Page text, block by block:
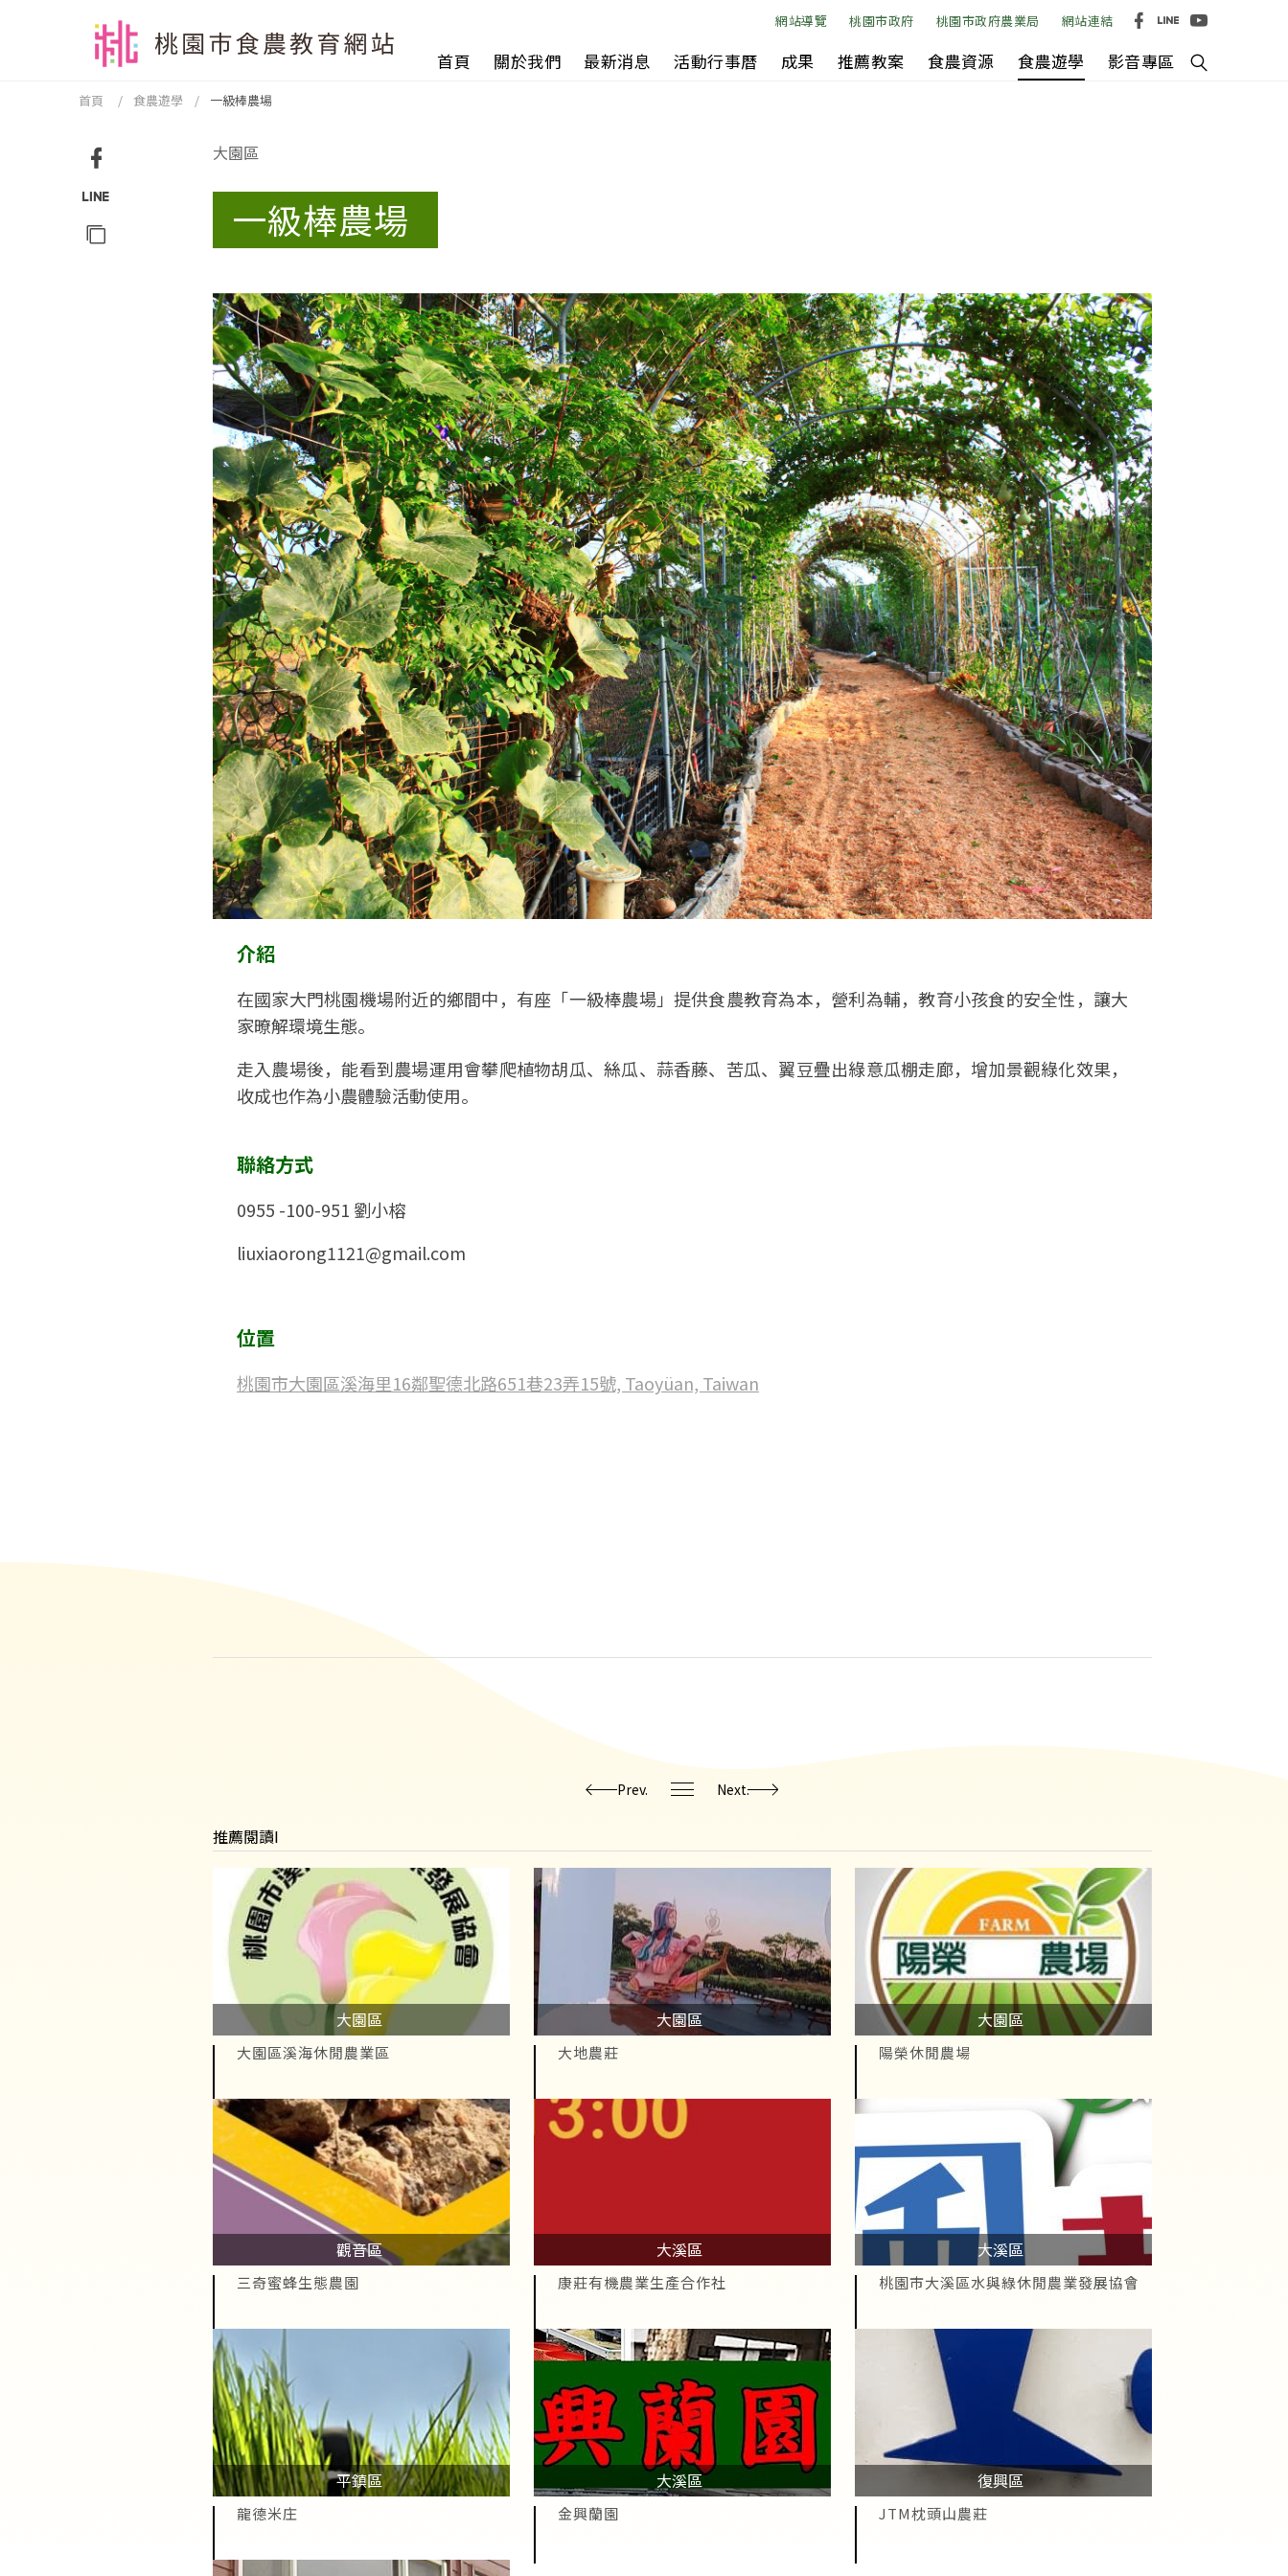
網站導覽 桃園市政府 桃園市政府農業局 網站連結
首頁 關於我們 最新消息 活動行事曆 成果 推薦教案 食農資源 食農遊學 影音專區
首頁 食農遊學 一級棒農場
分享
Line
分享
大園區
一級棒農場
介紹
在國家大門桃園機場附近的鄉間中，有座「一級棒農場」提供食農教育為本，營利為輔，教育小孩食的安全性，讓大
家暸解環境生態。
走入農場後，能看到農場運用會攀爬植物胡瓜、絲瓜、蒜香藤、苦瓜、翼豆疊出綠意瓜棚走廊，增加景觀綠化效果，
收成也作為小農體驗活動使用。
聯絡方式
0955 -100-951 劉小榕
liuxiaorong1121@gmail.com
位置
桃園市大園區溪海里16鄰聖德北路651巷23弄15號, Taoyüan, Taiwan
Prev. Next.
推薦閱讀I
大園區
大園區溪海休閒農業區
大園區
大地農莊
大園區
陽榮休閒農場
觀音區
三奇蜜蜂生態農園
大溪區
康莊有機農業生產合作社
大溪區
桃園市大溪區水與綠休閒農業發展協會
平鎮區
龍德米庄
大溪區
金興蘭園
復興區
JTM枕頭山農莊